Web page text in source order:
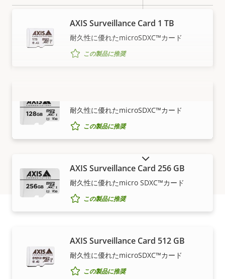
再塗装向けに設計
持続可能性 PVC free
もっと見る
AXIS Surveillance Card 1 TB
耐久性に優れたmicroSDXC™カード
この製品に推奨
耐久性に優れたmicroSDXC™カード
この製品に推奨
AXIS Surveillance Card 256 GB
耐久性に優れたmicro SDXC™カード
この製品に推奨
AXIS Surveillance Card 512 GB
耐久性に優れたmicroSDXC™カード
この製品に推奨
購入方法
Axisソリューションと個々の製品は、信頼できるパート
ナーが販売し、高い専門性のもとに設置を行います。